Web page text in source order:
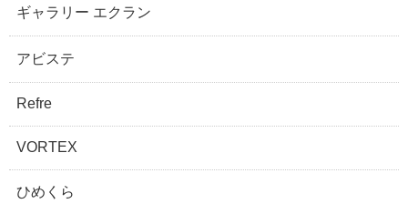
ギャラリー エクラン
アビステ
Refre
VORTEX
ひめくら